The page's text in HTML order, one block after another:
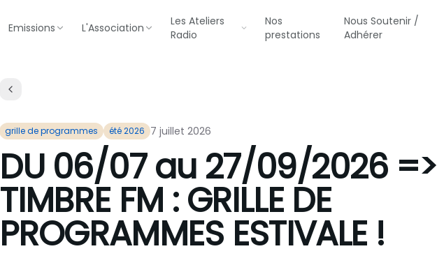
Emissions L'Association
Les Ateliers
Radio
Nos
prestations
Nous Soutenir /
Adhérer
grille de programmes été 2026 7 juillet 2026
DU 06/07 au 27/09/2026 =>
TIMBRE FM : GRILLE DE
PROGRAMMES ESTIVALE !